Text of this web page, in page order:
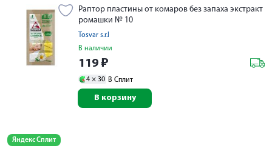
Раптор пластины от комаров без запаха экстракт
ромашки № 10
Tosvar s.r.l
В наличии
119 ₽
4 × 30 В Сплит
В корзину
Яндекс Сплит